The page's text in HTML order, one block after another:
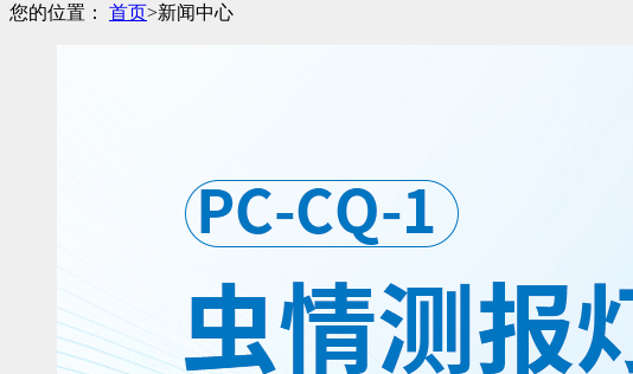
您的位置： 首页>新闻中心